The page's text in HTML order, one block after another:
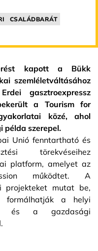
CSALÁDBARÁT
kapott a Bükk
szemléletváltásához
gasztroexpressz
a Tourism for
közé, ahol
példa szerepel.
Unió fenntartható és
törekvéseihez
platform, amelyet az
működtet. A
projekteket mutat be,
formálhatják a helyi
és a gazdasági